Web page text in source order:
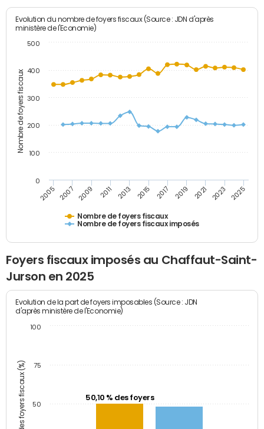
Nombre de foyers fiscaux
Evolution du nombre de foyers fiscaux (Source : JDN d'après
ministère de l'Economie)
Nombre de foyers fiscaux
Nombre de foyers fiscaux imposés
2005 2007 2009 2011 2013 2015 2017 2019 2021 2023 2025
0
100
200
300
400
500
Foyers fiscaux imposés au Chaffaut-Saint-
Jurson en 2025
Part des foyers fiscaux (%)
Evolution de la part de foyers imposables (Source : JDN
d'après ministère de l'Economie)
50,10 % des foyers
50
75
100